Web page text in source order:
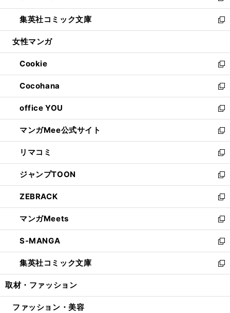
開
く
ウ
で
開
ン
ド
ウ
開
く
ウ
ィ
ン
ウ
で
開
く
し
い
ウ
ン
ド
ウ
で
開
く
集英社コミック文庫
新
し
ウ
ィ
ン
ド
ウ
で
開
く
女性マンガ
Cookie
新
し
い
ウ
ィ
ン
ド
ウ
で
開
く
Cocohana
新
し
い
ウ
ィ
ン
ド
ウ
で
開
く
office YOU
新
し
い
ウ
ィ
ン
ド
ウ
で
開
く
マンガMee公式サイト
新
し
い
ウ
ィ
ン
ド
ウ
で
開
く
リマコミ
新
し
い
ウ
ィ
ン
ド
ウ
で
開
く
ジャンプTOON
新
し
い
ウ
ィ
ン
ド
ウ
で
開
ZEBRACK
新
し
い
ウ
ィ
ン
ド
ウ
開
マンガMeets
新
し
い
ウ
ィ
ン
ウ
S-MANGA
新
し
い
ウ
ン
集英社コミック文庫
新
し
ウ
取材・ファッション
ファッション・美容